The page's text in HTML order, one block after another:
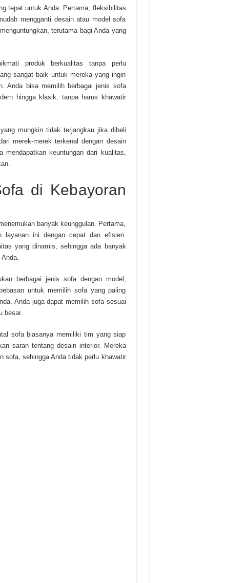
tepat untuk Anda. Pertama, fleksibilitas
mengganti desain atau model sofa
terutama bagi Anda yang
produk berkualitas tanpa perlu
sangat baik untuk mereka yang ingin
Anda bisa memilih berbagai jenis sofa
hingga klasik, tanpa harus khawatir
mungkin tidak terjangkau jika dibeli
merek-merek terkenal dengan desain
keuntungan dari kualitas,
di Kebayoran
banyak keunggulan. Pertama,
layanan ini dengan cepat dan efisien.
yang dinamis, sehingga ada banyak
berbagai jenis sofa dengan model,
untuk memilih sofa yang paling
Anda juga dapat memilih sofa sesuai
besar.
sofa biasanya memiliki tim yang siap
saran tentang desain interior. Mereka
sofa, sehingga Anda tidak perlu khawatir